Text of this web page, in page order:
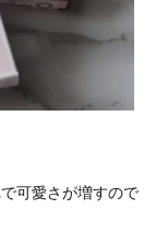
可愛さが増すので